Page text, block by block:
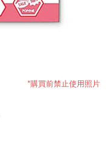
*購買前禁止使用照片